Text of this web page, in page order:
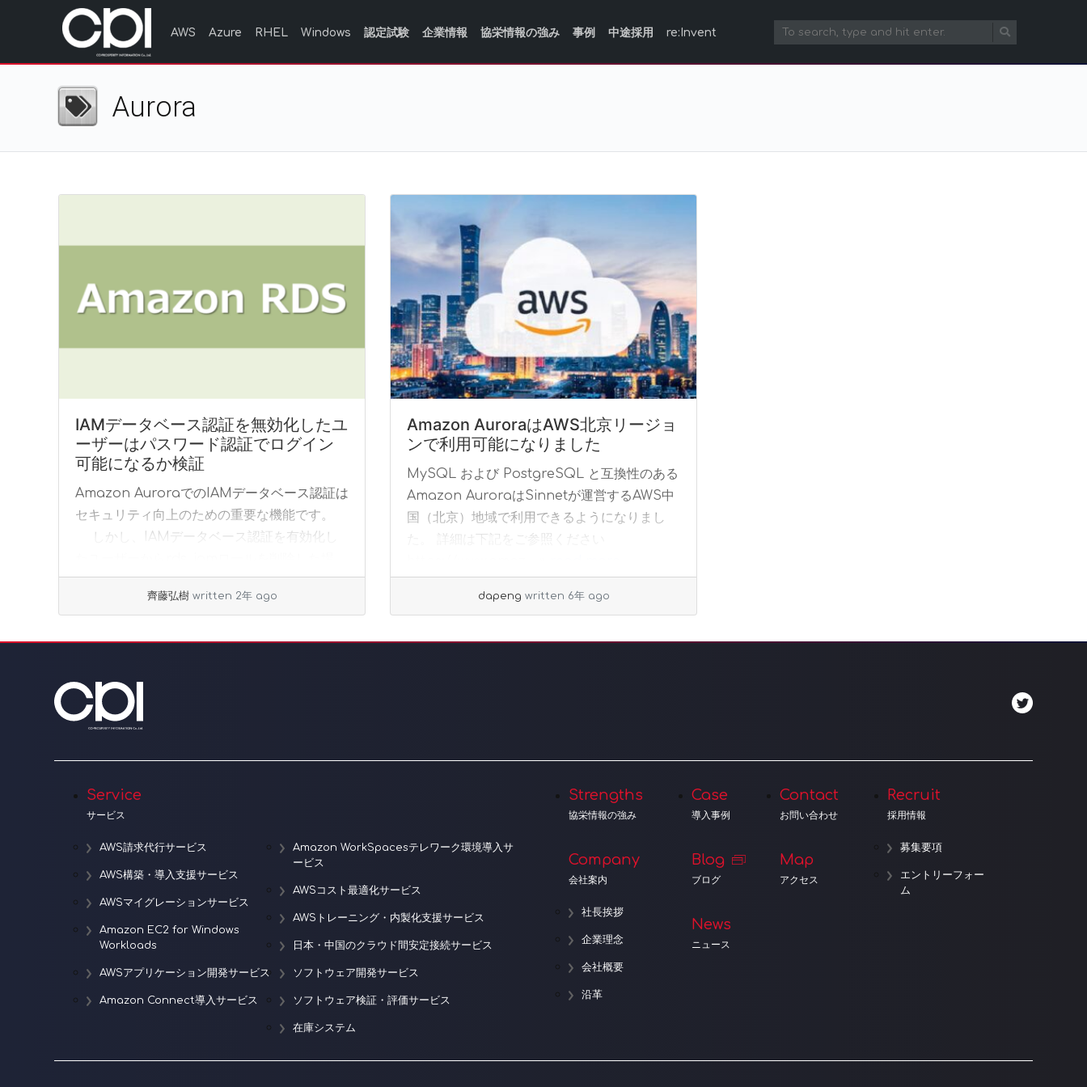
AWS Azure RHEL Windows 認定試験 企業情報 協栄情報の強み 事例 中途採用 re:Invent
Aurora
IAMデータベース認証を無効化したユ
ーザーはパスワード認証でログイン
可能になるか検証
Amazon AuroraでのIAMデータベース認証は
セキュリティ向上のための重要な機能です。
しかし、IAMデータベース認証を有効化し
合、そのユーザーは従来のパスワード... »
齊藤弘樹 written 2年 ago
Amazon AuroraはAWS北京リージョ
ンで利用可能になりました
MySQL および PostgreSQL と互換性のある
Amazon AuroraはSinnetが運営するAWS中
国（北京）地域で利用できるようになりまし
た。 詳細は下記をご参照ください
dapeng written 6年 ago
Service
サービス
AWS請求代行サービス
AWS構築・導入支援サービス
AWSマイグレーションサービス
Amazon EC2 for Windows
Workloads
AWSアプリケーション開発サービス
Amazon Connect導入サービス
Amazon WorkSpacesテレワーク環境導入サ
ービス
AWSコスト最適化サービス
AWSトレーニング・内製化支援サービス
日本・中国のクラウド間安定接続サービス
ソフトウェア開発サービス
ソフトウェア検証・評価サービス
在庫システム
Strengths
協栄情報の強み
Company
会社案内
社長挨拶
企業理念
会社概要
沿革
Case
導入事例
Blog
ブログ
News
ニュース
Contact
お問い合わせ
Map
アクセス
Recruit
採用情報
募集要項
エントリーフォー
ム